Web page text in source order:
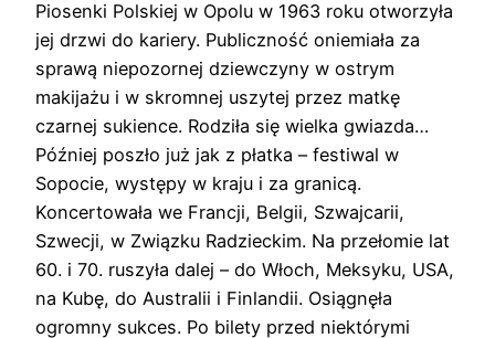
Piosenki Polskiej w Opolu w 1963 roku otworzyła
jej drzwi do kariery. Publiczność oniemiała za
sprawą niepozornej dziewczyny w ostrym
makijażu i w skromnej uszytej przez matkę
czarnej sukience. Rodziła się wielka gwiazda…
Później poszło już jak z płatka – festiwal w
Sopocie, występy w kraju i za granicą.
Koncertowała we Francji, Belgii, Szwajcarii,
Szwecji, w Związku Radzieckim. Na przełomie lat
60. i 70. ruszyła dalej – do Włoch, Meksyku, USA,
na Kubę, do Australii i Finlandii. Osiągnęła
ogromny sukces. Po bilety przed niektórymi